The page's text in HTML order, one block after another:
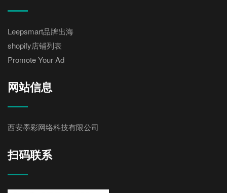
Leepsmart品牌出海
shopify店铺列表
Promote Your Ad
网站信息
西安墨彩网络科技有限公司
扫码联系